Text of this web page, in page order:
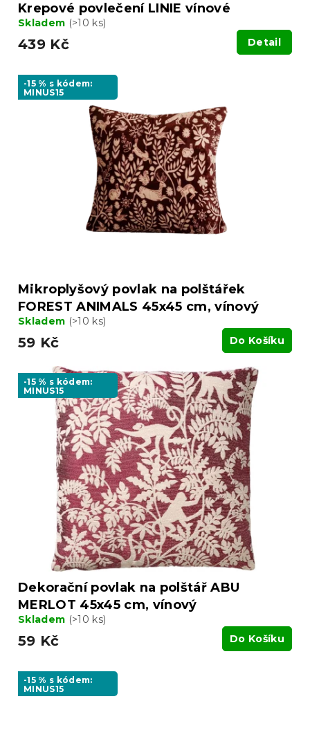
Krepové povlečení LINIE vínové
Skladem (>10 ks)
439 Kč Detail
-15 % s kódem:
MINUS15
Mikroplyšový povlak na polštářek
FOREST ANIMALS 45x45 cm, vínový
Skladem (>10 ks)
59 Kč Do Košíku
-15 % s kódem:
MINUS15
Dekorační povlak na polštář ABU
MERLOT 45x45 cm, vínový
Skladem (>10 ks)
59 Kč Do Košíku
-15 % s kódem:
MINUS15